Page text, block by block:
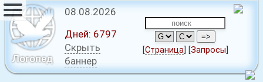
Логопед
08.08.2026
Дней: 6797
Скрыть
баннер
[Страница [Запросы